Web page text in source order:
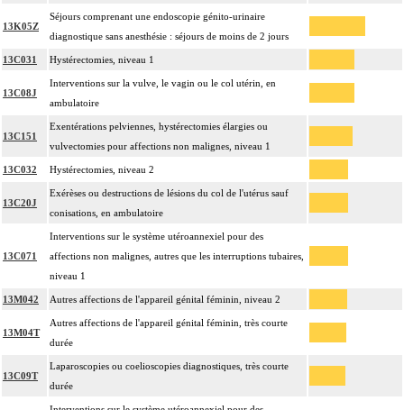
13K05Z
Séjours comprenant une endoscopie génito-urinaire
diagnostique sans anesthésie : séjours de moins de 2 jours
13C031 Hystérectomies, niveau 1
13C08J
Interventions sur la vulve, le vagin ou le col utérin, en
ambulatoire
13C151
Exentérations pelviennes, hystérectomies élargies ou
vulvectomies pour affections non malignes, niveau 1
13C032 Hystérectomies, niveau 2
13C20J
Exérèses ou destructions de lésions du col de l'utérus sauf
conisations, en ambulatoire
13C071
Interventions sur le système utéroannexiel pour des
affections non malignes, autres que les interruptions tubaires,
niveau 1
13M042 Autres affections de l'appareil génital féminin, niveau 2
13M04T
Autres affections de l'appareil génital féminin, très courte
durée
13C09T
Laparoscopies ou coelioscopies diagnostiques, très courte
durée